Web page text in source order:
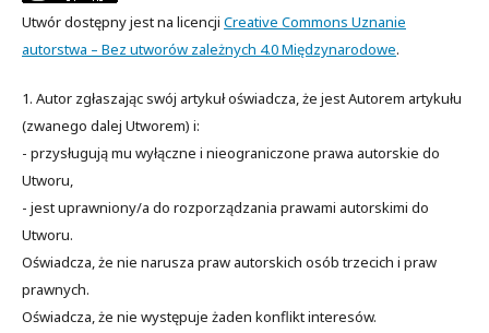
Utwór dostępny jest na licencji Creative Commons Uznanie
autorstwa – Bez utworów zależnych 4.0 Międzynarodowe.
1. Autor zgłaszając swój artykuł oświadcza, że jest Autorem artykułu
(zwanego dalej Utworem) i:
- przysługują mu wyłączne i nieograniczone prawa autorskie do
Utworu,
- jest uprawniony/a do rozporządzania prawami autorskimi do
Utworu.
Oświadcza, że nie narusza praw autorskich osób trzecich i praw
prawnych.
Oświadcza, że nie występuje żaden konflikt interesów.